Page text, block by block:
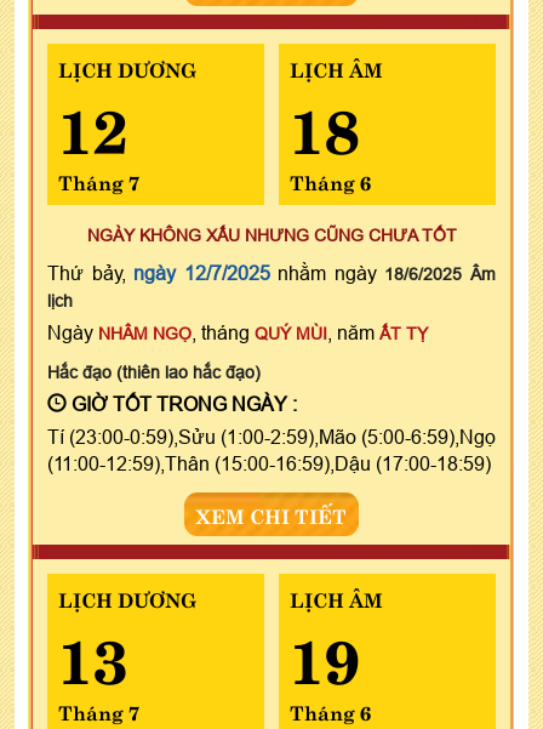
LỊCH DƯƠNG
12
Tháng 7
LỊCH ÂM
18
Tháng 6
NGÀY KHÔNG XẤU NHƯNG CŨNG CHƯA TỐT
Thứ bảy, ngày 12/7/2025nhằm ngày 18/6/2025 Âm
lịch
Ngày NHÂM NGỌ , tháng QUÝ MÙI , năm ẤT TỴ
Hắc đạo (thiên lao hắc đạo)
GIỜ TỐT TRONG NGÀY :
Tí (23:00-0:59),Sửu (1:00-2:59),Mão (5:00-6:59),Ngọ
(11:00-12:59),Thân (15:00-16:59),Dậu (17:00-18:59)
XEM CHI TIẾT
LỊCH DƯƠNG
13
Tháng 7
LỊCH ÂM
19
Tháng 6